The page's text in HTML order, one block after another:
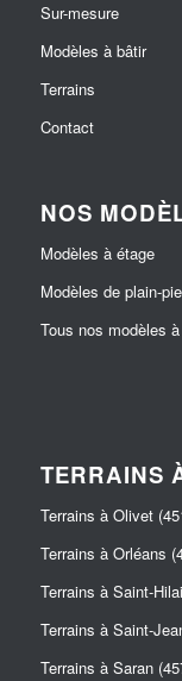
Sur-mesure
Modèles à bâtir
Terrains
Contact
NOS
Modèles à étage
Modèles de plain-
Tous nos modèles
TERRAINS
Terrains à Olivet
Terrains à Orléans
Terrains à Saint-
Terrains à Saint-
Terrains à Saran